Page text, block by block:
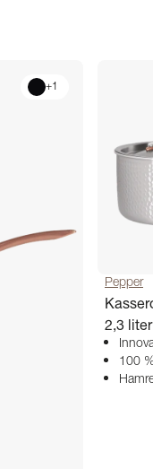
+1
Pepper
2,3
100